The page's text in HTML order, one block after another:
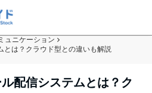
ュニケーション
とは？クラウド型との違いも解説
配信システムとは？ク